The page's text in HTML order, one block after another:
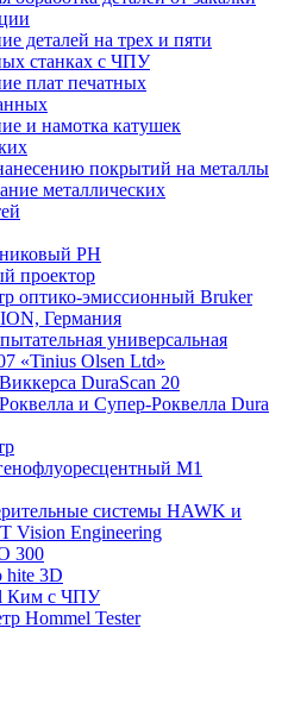
деталей на трех и пяти
станках с ЧПУ
плат печатных
и намотка катушек
покрытий на металлы
металлических
РН
проектор
оптико-эмиссионный Bruker
Германия
универсальная
«Tinius Olsen Ltd»
DuraScan 20
и Супер-Роквелла Dura
М1
системы HAWK и
Vision Engineering
300
hite 3D
Ким с ЧПУ
Hommel Tester